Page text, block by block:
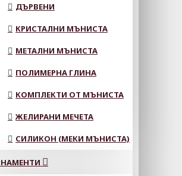
ДЪРВЕНИ
КРИСТАЛНИ МЪНИСТА
МЕТАЛНИ МЪНИСТА
ПОЛИМЕРНА ГЛИНА
КОМПЛЕКТИ ОТ МЪНИСТА
ЖЕЛИРАНИ МЕЧЕТА
СИЛИКОН (МЕКИ МЪНИСТА)